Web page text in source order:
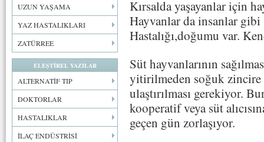
UZUN YAŞAMA
YAZ HASTALIKLARI
ZATÜRREE
ELEŞTİREL YAZILAR
ALTERNATİF TIP
DOKTORLAR
HASTALIKLAR
İLAÇ ENDÜSTRİSİ
Kırsalda yaşayanlar için
Hayvanlar da insanlar
Hastalığı,doğumu var.
Süt hayvanlarının
yitirilmeden soğuk zincire
ulaştırılması gerekiyor.
kooperatif veya süt
geçen gün zorlaşıyor.